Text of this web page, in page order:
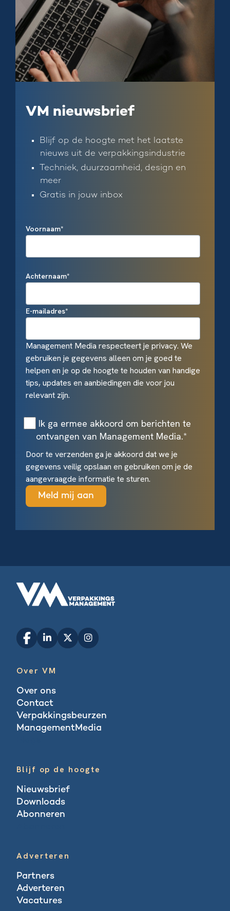
VM nieuwsbrief
Blijf op de hoogte met het laatste
nieuws uit de verpakkingsindustrie
Techniek, duurzaamheid, design en
meer
Gratis in jouw inbox
Voornaam*
Achternaam*
E-mailadres*
Management Media respecteert je privacy. We
gebruiken je gegevens alleen om je goed te
helpen en je op de hoogte te houden van handige
tips, updates en aanbiedingen die voor jou
relevant zijn.
Ik ga ermee akkoord om berichten te
ontvangen van Management Media.*
Door te verzenden ga je akkoord dat we je
gegevens veilig opslaan en gebruiken om je de
aangevraagde informatie te sturen.
Over VM
Over ons
Contact
Verpakkingsbeurzen
ManagementMedia
Blijf op de hoogte
Nieuwsbrief
Downloads
Abonneren
Adverteren
Partners
Adverteren
Vacatures